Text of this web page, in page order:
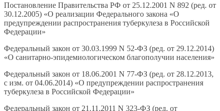
Постановление Правительства РФ от 25.12.2001 N 892 (ред. от
30.12.2005) «О реализации Федерального закона «О
предупреждении распространения туберкулеза в Российской
Федерации»
Федеральный закон от 30.03.1999 N 52-ФЗ (ред. от 29.12.2014)
«О санитарно-эпидемиологическом благополучии населения»
Федеральный закон от 18.06.2001 N 77-ФЗ (ред. от 28.12.2013,
с изм. от 04.06.2014) «О предупреждении распространения
туберкулеза в Российской Федерации»
Федеральный закон от 21.11.2011 N 323-ФЗ (ред. от